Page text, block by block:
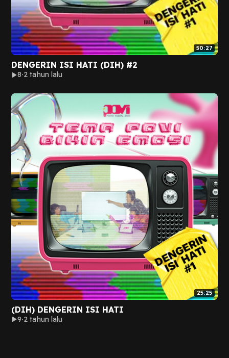
50:27
DENGERIN ISI HATI (DIH) #2
8 2 tahun lalu
25:25
(DIH) DENGERIN ISI HATI
9 2 tahun lalu